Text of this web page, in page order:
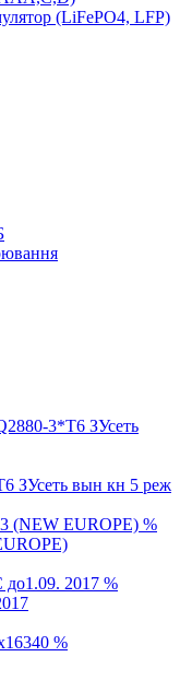
(LiFePO4, LFP)
ЗУсеть вын кн 5 реж
%
%
%